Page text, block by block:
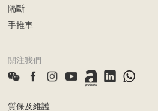
隔斷
手推車
關注我們
質保及維護